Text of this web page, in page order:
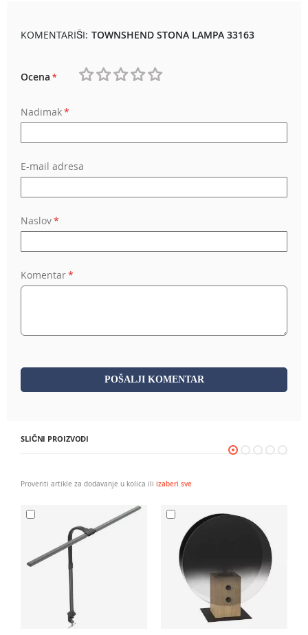
KOMENTARIŠI: TOWNSHEND STONA LAMPA 33163
Ocena
Nadimak
E-mail adresa
Naslov
Komentar
POŠALJI KOMENTAR
SLIČNI PROIZVODI
Proveriti artikle za dodavanje u kolica ili izaberi sve